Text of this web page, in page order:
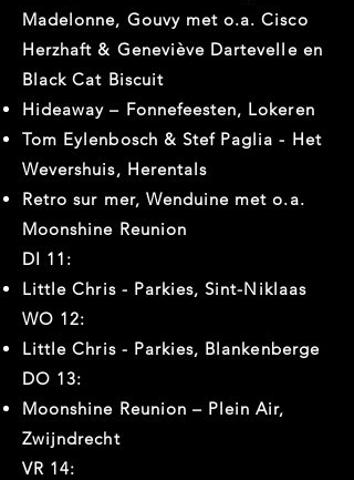
Madelonne, Gouvy met o.a. Cisco
Herzhaft & Geneviève Dartevelle en
Black Cat Biscuit
Hideaway – Fonnefeesten, Lokeren
Tom Eylenbosch & Stef Paglia - Het
Wevershuis, Herentals
Retro sur mer, Wenduine met o.a.
Moonshine Reunion
DI 11:
Little Chris - Parkies, Sint-Niklaas
WO 12:
Little Chris - Parkies, Blankenberge
DO 13:
Moonshine Reunion – Plein Air,
Zwijndrecht
VR 14: